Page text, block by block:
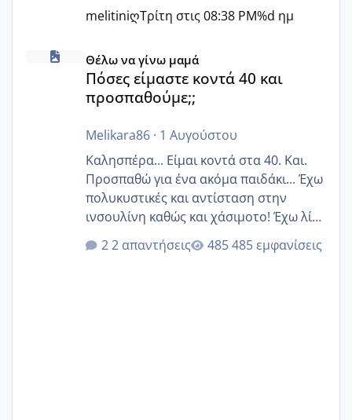
melitiniღΤρίτη στις 08:38 PM%d ημ
Πόσες είμαστε κοντά 40 και προσπαθούμε;;
Θέλω να γίνω μαμά
Πόσες είμαστε κοντά 40 και
προσπαθούμε;;
Melikara86· 1 Αυγούστου
Καλησπέρα... Είμαι κοντά στα 40. Και.
Προσπαθώ για ένα ακόμα παιδάκι... Έχω
πολυκυστικές και αντίσταση στην
ινσουλίνη καθώς και χάσιμοτο! Έχω λίγα
κιλά παραπάνω και όσο κ αν προσπαθώ
δεν χάνω εύκολα! Προσπαθώ για ακόμη
2 απαντήσεις 485 εμφανίσεις